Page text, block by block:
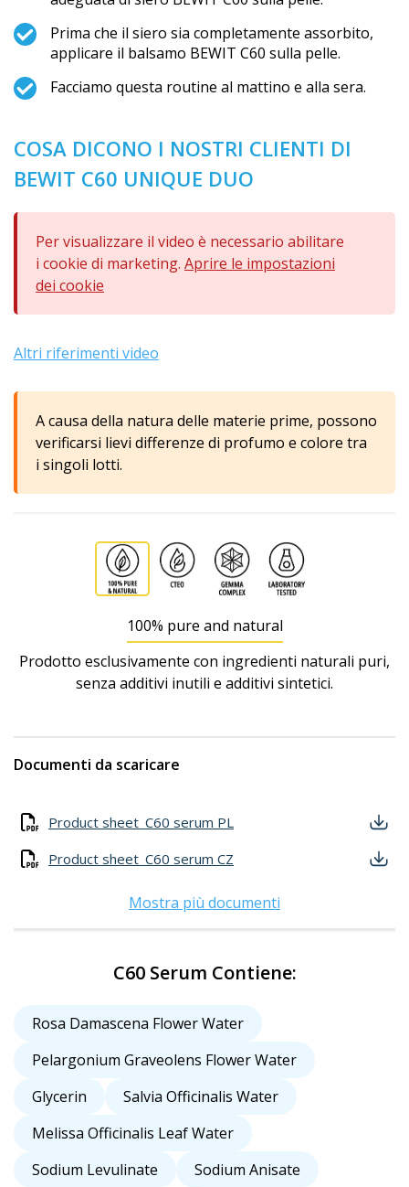
Prima che il siero sia completamente assorbito,
applicare il balsamo BEWIT C60 sulla pelle.
Facciamo questa routine al mattino e alla sera.
COSA DICONO I NOSTRI CLIENTI DI
BEWIT C60 UNIQUE DUO
Per visualizzare il video è necessario abilitare
i cookie di marketing. Aprire le impostazioni
dei cookie
Altri riferimenti video
A causa della natura delle materie prime, possono
verificarsi lievi differenze di profumo e colore tra
i singoli lotti.
100% pure and natural
Prodotto esclusivamente con ingredienti naturali puri,
senza additivi inutili e additivi sintetici.
Documenti da scaricare
Product sheet_C60 serum PL
Product sheet_C60 serum CZ
Mostra più documenti
C60 Serum Contiene:
Rosa Damascena Flower Water
Pelargonium Graveolens Flower Water
Glycerin
Salvia Officinalis Water
Melissa Officinalis Leaf Water
Sodium Levulinate
Sodium Anisate